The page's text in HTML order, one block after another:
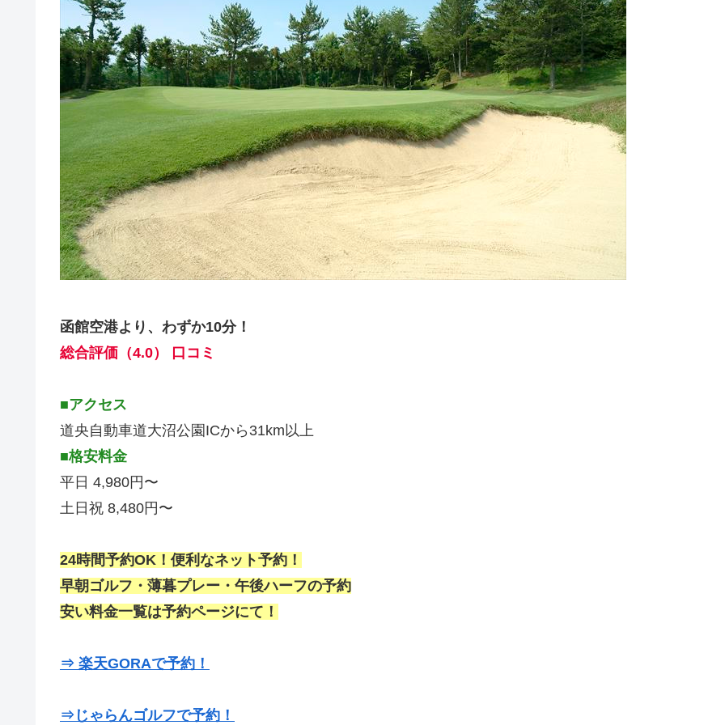
函館空港より、わずか10分！
総合評価（4.0） 口コミ
■アクセス
道央自動車道大沼公園ICから31km以上
■格安料金
平日 4,980円〜
土日祝 8,480円〜
24時間予約OK！便利なネット予約！
早朝ゴルフ・薄暮プレー・午後ハーフの予約
安い料金一覧は予約ページにて！
⇒ 楽天GORAで予約！
⇒じゃらんゴルフで予約！